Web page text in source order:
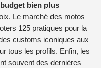
budget bien plus
Le marché des motos
125 pratiques pour la
customs iconiques aux
tous les profils. Enfin, les
souvent des dernières